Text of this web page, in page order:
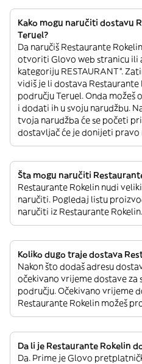
Kako mogu naručiti dostavu
Teruel?
Da naručiš Restaurante
otvoriti Glovo web stranicu ili
kategoriju RESTAURANT”.
vidiš je li dostava
području Teruel. Onda
i dodati ih u svoju narudžbu.
tvoja narudžba će se početi
dostavljač će je donijeti
Šta mogu naručiti
Restaurante Rokelin nudi
naručiti. Pogledaj listu
naručiti iz Restaurante Rokelin.
Koliko dugo traje dostava
Nakon što dodaš adresu
očekivano vrijeme dostave za
području. Očekivano vrijeme
Restaurante Rokelin možeš
Da li je Restaurante Rokelin
Da. Prime je Glovo